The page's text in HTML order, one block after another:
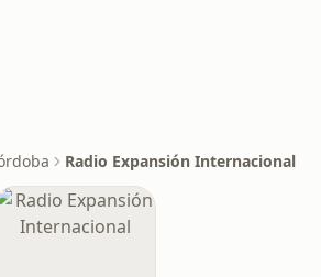
Radio Expansión Internacional